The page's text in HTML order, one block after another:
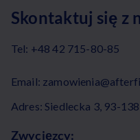
Skontaktuj się z
Tel: +48 42 715-80-85
Email:
Adres: Siedlecka 3, 93-
Zwycięzcy: